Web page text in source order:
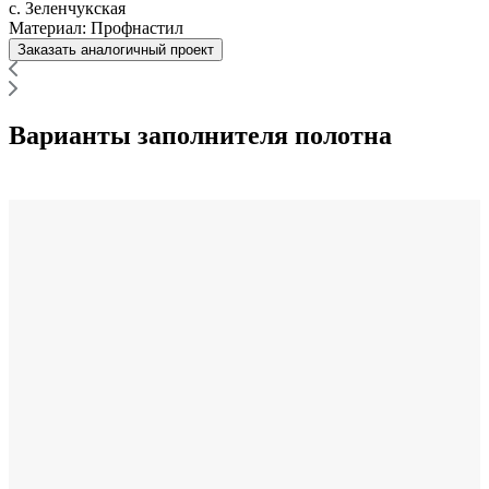
с. Зеленчукская
Материал: Профнастил
Заказать аналогичный проект
Варианты заполнителя полотна